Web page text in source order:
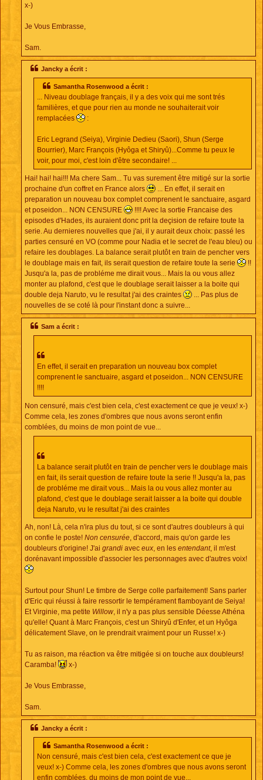
x-)
Je Vous Embrasse,
Sam.
Jancky a écrit :
Samantha Rosenwood a écrit :
... Niveau doublage français, il y a des voix qui me sont trés
familières, et que pour rien au monde ne souhaiterait voir
remplacées
:
Eric Legrand (Seiya), Virginie Dedieu (Saori), Shun (Serge
Bourrier), Marc François (Hyôga et Shiryû)...Comme tu peux le
voir, pour moi, c'est loin d'être secondaire! ...
Hai! hai! hai!!! Ma chere Sam... Tu vas surement être mitigé sur la sortie
prochaine d'un coffret en France alors
... En effet, il serait en
preparation un nouveau box complet comprenent le sanctuaire, asgard
et poseidon... NON CENSURE
!!!! Avec la sortie Francaise des
episodes d'Hades, ils auraient donc prit la deçision de refaire toute la
serie. Au dernieres nouvelles que j'ai, il y aurait deux choix: passé les
parties censuré en VO (comme pour Nadia et le secret de l'eau bleu) ou
refaire les doublages. La balance serait plutôt en train de pencher vers
le doublage mais en fait, ils serait question de refaire toute la serie
!!
Jusqu'a la, pas de probléme me dirait vous... Mais la ou vous allez
monter au plafond, c'est que le doublage serait laisser a la boite qui
double deja Naruto, vu le resultat j'ai des craintes
... Pas plus de
nouvelles de se coté là pour l'instant donc a suivre...
Sam a écrit :
En effet, il serait en preparation un nouveau box complet
comprenent le sanctuaire, asgard et poseidon... NON CENSURE
!!!!
Non censuré, mais c'est bien cela, c'est exactement ce que je veux! x-)
Comme cela, les zones d'ombres que nous avons seront enfin
comblées, du moins de mon point de vue...
La balance serait plutôt en train de pencher vers le doublage mais
en fait, ils serait question de refaire toute la serie !! Jusqu'a la, pas
de probléme me dirait vous... Mais la ou vous allez monter au
plafond, c'est que le doublage serait laisser a la boite qui double
deja Naruto, vu le resultat j'ai des craintes
Ah, non! Là, cela n'ira plus du tout, si ce sont d'autres doubleurs à qui
on confie le poste! Non censurée, d'accord, mais qu'on garde les
doubleurs d'origine! J'ai grandi avec eux, en les entendant, il m'est
dorénavant impossible d'associer les personnages avec d'autres voix!
Surtout pour Shun! Le timbre de Serge colle parfaitement! Sans parler
d'Eric qui réussi à faire ressortir le tempérament flamboyant de Seiya!
Et Virginie, ma petite Willow, il n'y a pas plus sensible Déesse Athéna
qu'elle! Quant à Marc François, c'est un Shiryû d'Enfer, et un Hyôga
délicatement Slave, on le prendrait vraiment pour un Russe! x-)
Tu as raison, ma réaction va être mitigée si on touche aux doubleurs!
Caramba!
x-)
Je Vous Embrasse,
Sam.
Jancky a écrit :
Samantha Rosenwood a écrit :
Non censuré, mais c'est bien cela, c'est exactement ce que je
veux! x-) Comme cela, les zones d'ombres que nous avons seront
enfin comblées, du moins de mon point de vue...